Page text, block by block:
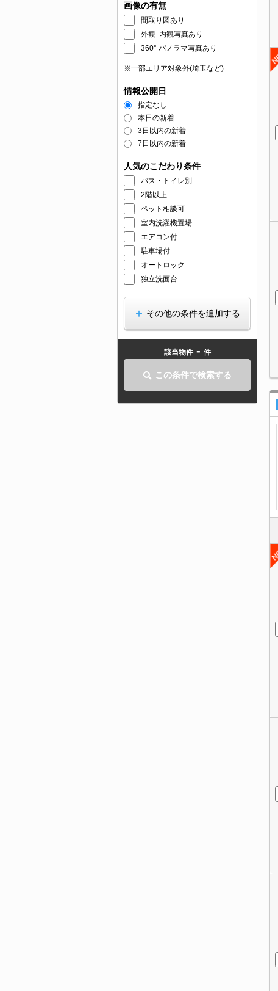
画像の有無
間取り図あり
外観･内観写真あり
360° パノラマ写真あり
※一部エリア対象外(埼玉など)
情報公開日
指定なし
本日の新着
3日以内の新着
7日以内の新着
人気のこだわり条件
バス・トイレ別
2階以上
ペット相談可
室内洗濯機置場
エアコン付
駐車場付
オートロック
独立洗面台
その他の条件を追加する
該当物件 - 件
この条件で検索する